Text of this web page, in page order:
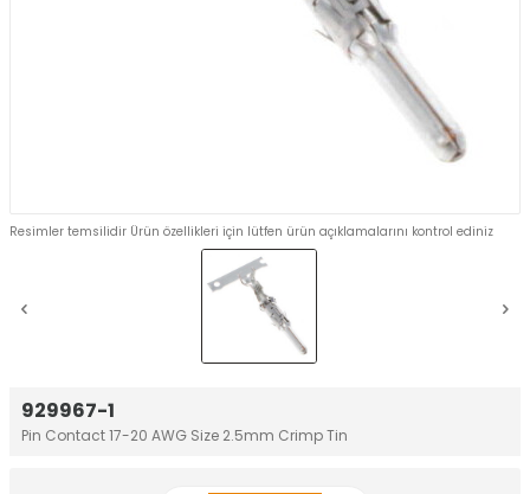
929967-1
Pin Contact 17-20 AWG Size 2.5mm Crimp Tin
Resimler temsilidir Ürün özellikleri için lütfen ürün açıklamalarını kontrol ediniz